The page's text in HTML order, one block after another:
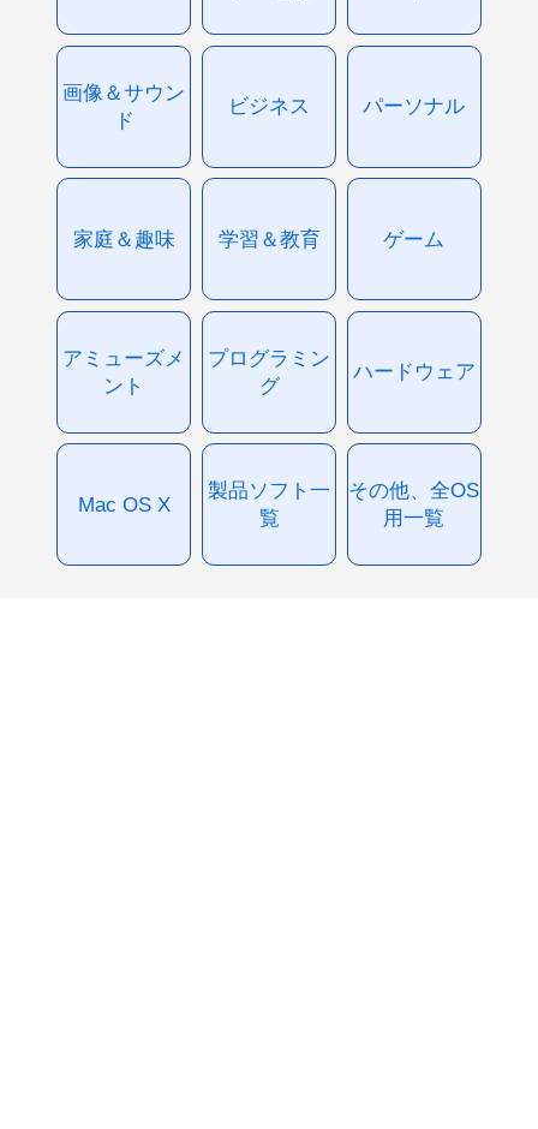
画像＆サウン
ド
ビジネス パーソナル
家庭＆趣味 学習＆教育 ゲーム
アミューズメ
ント
プログラミン
グ
ハードウェア
Mac OS X
製品ソフト一
覧
その他、全OS
用一覧